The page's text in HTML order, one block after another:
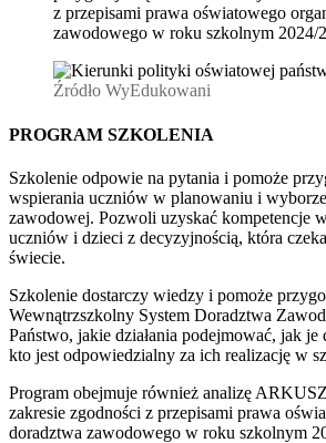
z przepisami prawa oświatowego
zawodowego w roku szkolnym 2024/
Źródło WyEdukowani
PROGRAM SZKOLENIA
Szkolenie odpowie na pytania i pomoże
wspierania uczniów w planowaniu i
zawodowej. Pozwoli uzyskać kompetencje
uczniów i dzieci z decyzyjnością, która
świecie.
Szkolenie dostarczy wiedzy i pomoże
Wewnątrzszkolny System Doradztwa
Państwo, jakie działania podejmować, jak je
kto jest odpowiedzialny za ich realizację w
Program obejmuje również analizę
zakresie zgodności z przepisami prawa
doradztwa zawodowego w roku szkolnym